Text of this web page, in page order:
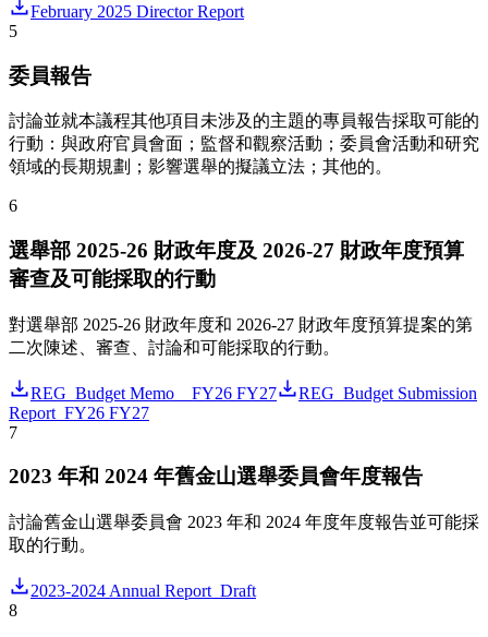
February 2025 Director Report
5
委員報告
討論並就本議程其他項目未涉及的主題的專員報告採取可能的
行動：與政府官員會面；監督和觀察活動；委員會活動和研究
領域的長期規劃；影響選舉的擬議立法；其他的。
6
選舉部 2025-26 財政年度及 2026-27 財政年度預算
審查及可能採取的行動
對選舉部 2025-26 財政年度和 2026-27 財政年度預算提案的第
二次陳述、審查、討論和可能採取的行動。
REG_Budget Memo__FY26 FY27
REG_Budget Submission
Report_FY26 FY27
7
2023 年和 2024 年舊金山選舉委員會年度報告
討論舊金山選舉委員會 2023 年和 2024 年度年度報告並可能採
取的行動。
2023-2024 Annual Report_Draft
8